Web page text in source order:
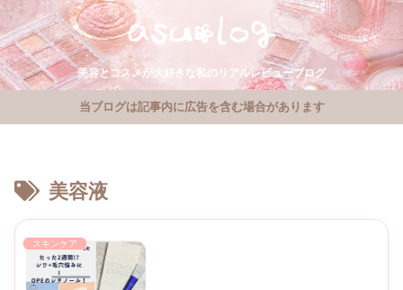
美容とコスメが大好きな私のリアルレビューブログ
当ブログは記事内に広告を含む場合があります
美容液
スキンケア